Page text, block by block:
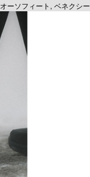
オーソフィート , ベネクシー